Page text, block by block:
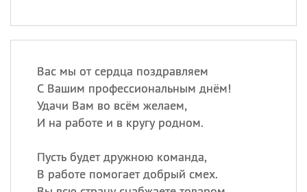
Вас мы от сердца поздравляем
С Вашим профессиональным днём!
Удачи Вам во всём желаем,
И на работе и в кругу родном.
Пусть будет дружною команда,
В работе помогает добрый смех.